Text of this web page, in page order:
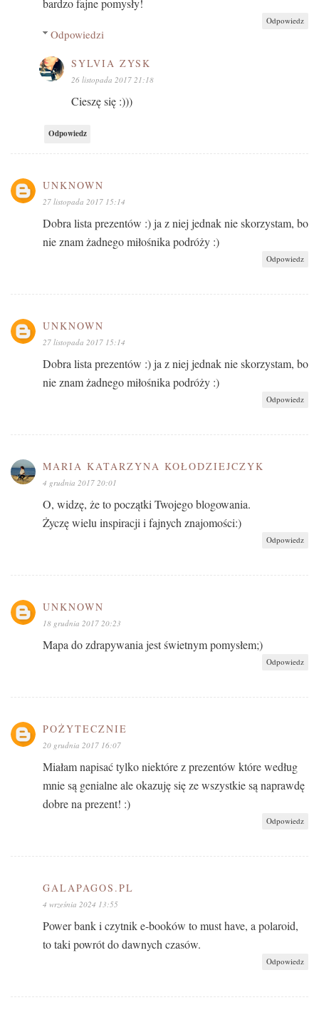
bardzo fajne pomysły!
Odpowiedz
Odpowiedzi
SYLVIA ZYSK
26 listopada 2017 21:18
Cieszę się :)))
Odpowiedz
UNKNOWN
27 listopada 2017 15:14
Dobra lista prezentów :) ja z niej jednak nie skorzystam, bo
nie znam żadnego miłośnika podróży :)
Odpowiedz
UNKNOWN
27 listopada 2017 15:14
Dobra lista prezentów :) ja z niej jednak nie skorzystam, bo
nie znam żadnego miłośnika podróży :)
Odpowiedz
MARIA KATARZYNA KOŁODZIEJCZYK
4 grudnia 2017 20:01
O, widzę, że to początki Twojego blogowania.
Życzę wielu inspiracji i fajnych znajomości:)
Odpowiedz
UNKNOWN
18 grudnia 2017 20:23
Mapa do zdrapywania jest świetnym pomysłem;)
Odpowiedz
POŻYTECZNIE
20 grudnia 2017 16:07
Miałam napisać tylko niektóre z prezentów które według
mnie są genialne ale okazuję się ze wszystkie są naprawdę
dobre na prezent! :)
Odpowiedz
GALAPAGOS.PL
4 września 2024 13:55
Power bank i czytnik e-booków to must have, a polaroid,
to taki powrót do dawnych czasów.
Odpowiedz